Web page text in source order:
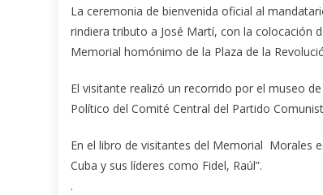
La ceremonia de bienvenida oficial al
rindiera tributo a José Martí, con la colocación
Memorial homónimo de la Plaza de la
El visitante realizó un recorrido por el museo
Político del Comité Central del Partido
En el libro de visitantes del Memorial Morales
Cuba y sus líderes como Fidel, Raúl”.
.